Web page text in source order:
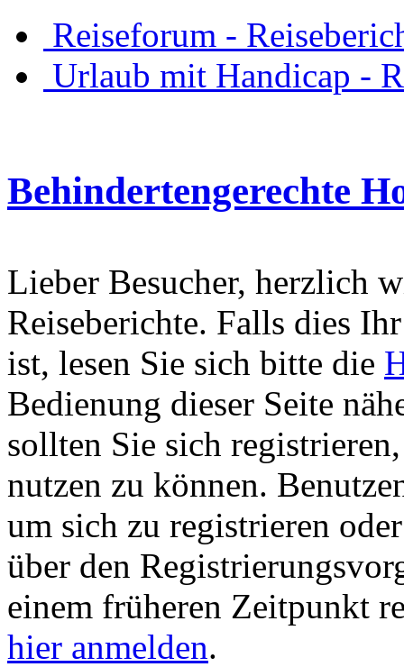
Reiseforum -
Urlaub mit Handicap -
Behindertengerechte
Lieber Besucher, herzlich
Reiseberichte. Falls dies
ist, lesen Sie sich bitte die
Bedienung dieser Seite
sollten Sie sich
nutzen zu können.
um sich zu registrieren
über den
einem früheren Zeitpunkt
hier anmelden.